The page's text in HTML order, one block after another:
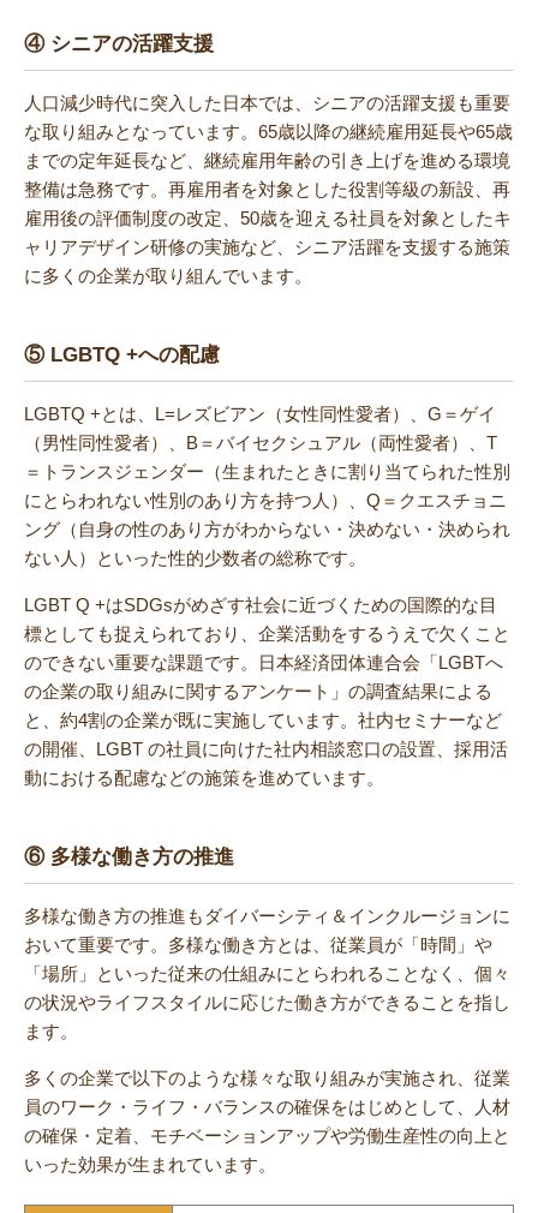
④ シニアの活躍支援
人口減少時代に突入した日本では、シニアの活躍支援も重要
な取り組みとなっています。65歳以降の継続雇用延長や65歳
までの定年延長など、継続雇用年齢の引き上げを進める環境
整備は急務です。再雇用者を対象とした役割等級の新設、再
雇用後の評価制度の改定、50歳を迎える社員を対象としたキ
ャリアデザイン研修の実施など、シニア活躍を支援する施策
に多くの企業が取り組んでいます。
⑤ LGBTQ +への配慮
LGBTQ +とは、L=レズビアン（女性同性愛者）、G＝ゲイ
（男性同性愛者）、B＝バイセクシュアル（両性愛者）、T
＝トランスジェンダー（生まれたときに割り当てられた性別
にとらわれない性別のあり方を持つ人）、Q＝クエスチョニ
ング（自身の性のあり方がわからない・決めない・決められ
ない人）といった性的少数者の総称です。
LGBT Q +はSDGsがめざす社会に近づくための国際的な目
標としても捉えられており、企業活動をするうえで欠くこと
のできない重要な課題です。日本経済団体連合会「LGBTへ
の企業の取り組みに関するアンケート」の調査結果による
と、約4割の企業が既に実施しています。社内セミナーなど
の開催、LGBT の社員に向けた社内相談窓口の設置、採用活
動における配慮などの施策を進めています。
⑥ 多様な働き方の推進
多様な働き方の推進もダイバーシティ＆インクルージョンに
おいて重要です。多様な働き方とは、従業員が「時間」や
「場所」といった従来の仕組みにとらわれることなく、個々
の状況やライフスタイルに応じた働き方ができることを指し
ます。
多くの企業で以下のような様々な取り組みが実施され、従業
員のワーク・ライフ・バランスの確保をはじめとして、人材
の確保・定着、モチベーションアップや労働生産性の向上と
いった効果が生まれています。